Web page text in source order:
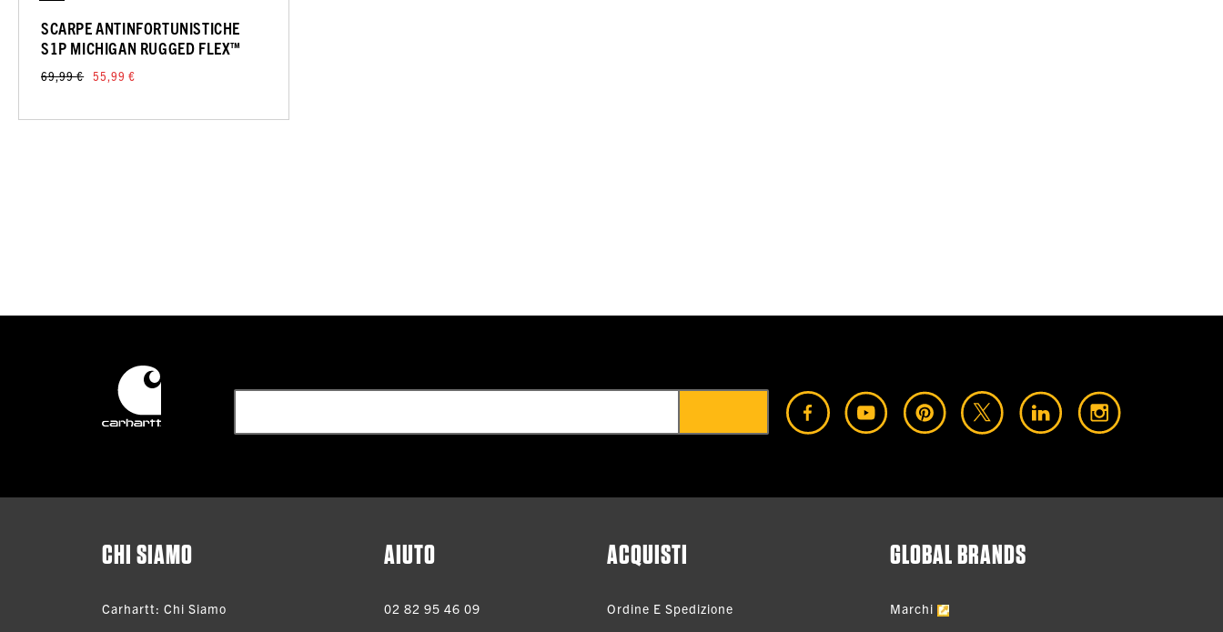
SCARPE ANTINFORTUNISTICHE
S1P MICHIGAN RUGGED FLEX™
69,99 € 55,99 €
CHI SIAMO
Carhartt: Chi Siamo
AIUTO
02 82 95 46 09
ACQUISTI
Ordine E Spedizione
GLOBAL BRANDS
Marchi